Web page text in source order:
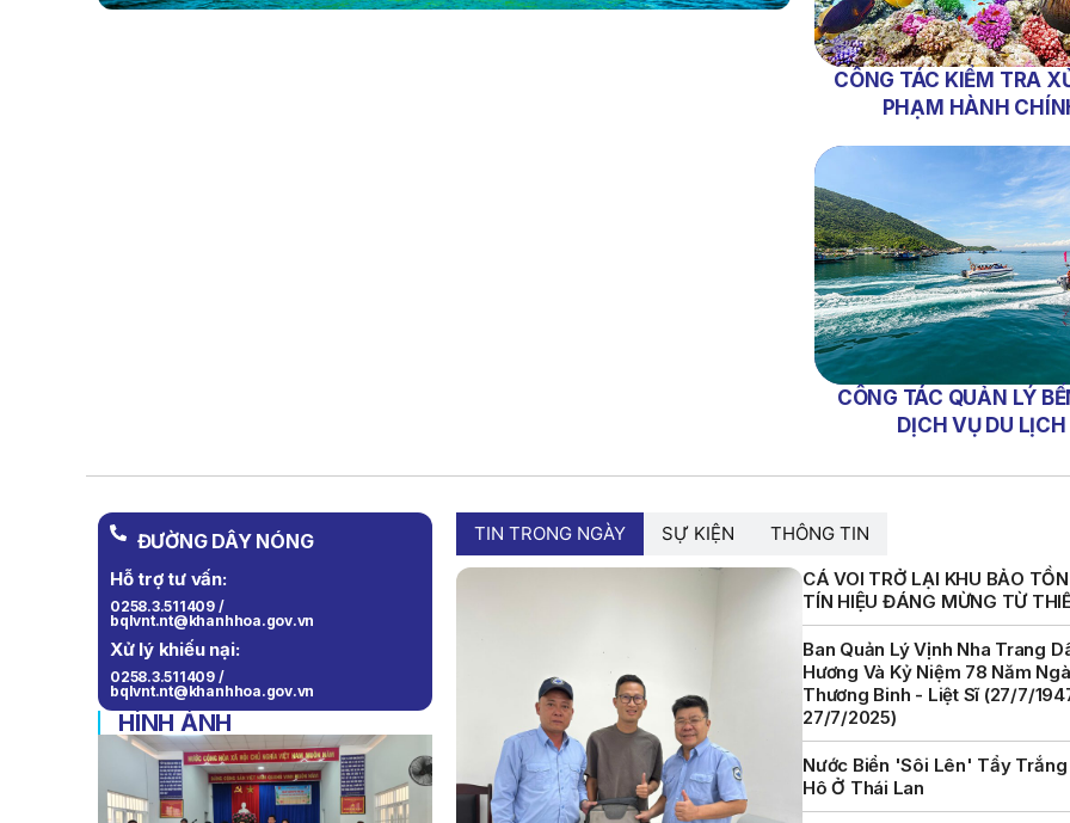
CÔNG TÁC KIỂM TRA
PHẠM HÀNH
CÔNG TÁC QUẢN LÝ
DỊCH VỤ DU LỊCH
ĐƯỜNG DÂY NÓNG
Hỗ trợ tư vấn:
0258.3.511409 /
bqlvnt.nt@khanhhoa.gov.vn
Xử lý khiếu nại:
0258.3.511409 /
bqlvnt.nt@khanhhoa.gov.vn
HÌNH ẢNH
TIN TRONG NGÀY SỰ KIỆN THÔNG TIN
CÁ VOI TRỞ LẠI KHU BẢO
TÍN HIỆU ĐÁNG MỪNG TỪ
Ban Quản Lý Vịnh Nha Trang
Hương Và Kỷ Niệm 78 Năm
Thương Binh - Liệt Sĩ (27/7/
27/7/2025)
Nước Biển 'sôi Lên' Tẩy Trắng
Hô Ở Thái Lan